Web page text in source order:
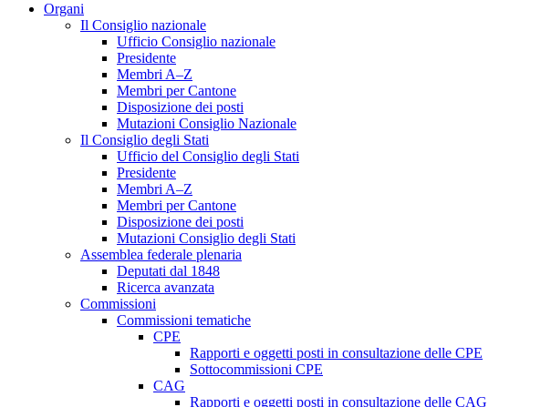
Organi
Il Consiglio nazionale
Ufficio Consiglio nazionale
Presidente
Membri A–Z
Membri per Cantone
Disposizione dei posti
Mutazioni Consiglio Nazionale
Il Consiglio degli Stati
Ufficio del Consiglio degli Stati
Presidente
Membri A–Z
Membri per Cantone
Disposizione dei posti
Mutazioni Consiglio degli Stati
Assemblea federale plenaria
Deputati dal 1848
Ricerca avanzata
Commissioni
Commissioni tematiche
CPE
Rapporti e oggetti posti in consultazione delle CPE
Sottocommissioni CPE
CAG
Rapporti e oggetti posti in consultazione delle CAG